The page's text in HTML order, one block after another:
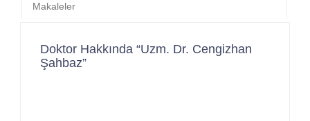
Makaleler
Doktor Hakkında “Uzm. Dr. Cengizhan
Şahbaz”